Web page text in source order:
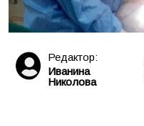
Редактор:
Иванина
Николова